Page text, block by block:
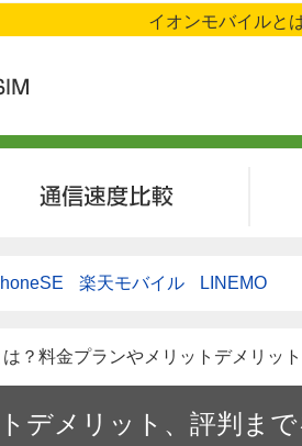
イオンモバイルと
？料金プランやメリットデメリッ
デメリット、評判ま
楽天モバイル LINEMO